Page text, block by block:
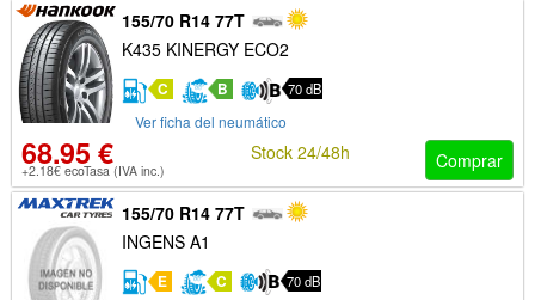
155/70 R14 77T
K435 KINERGY ECO2
C B 70 dB
Ver ficha del neumático
68.95 €
+2.18€ ecoTasa (IVA inc.) Comprar
Stock 24/48h
155/70 R14 77T
INGENS A1
E C 70 dB